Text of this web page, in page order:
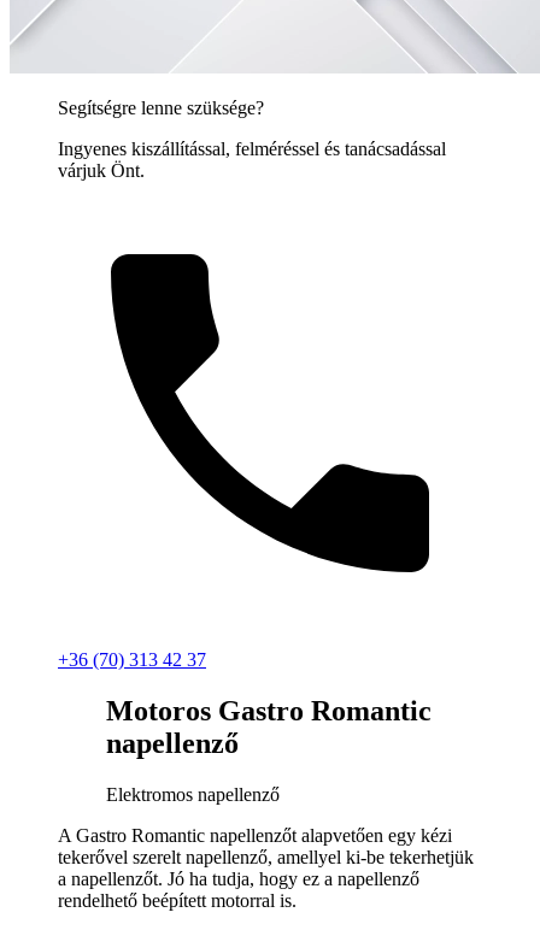
Segítségre lenne szüksége?
Ingyenes kiszállítással, felméréssel és tanácsadással
várjuk Önt.
+36 (70) 313 42 37
Motoros Gastro Romantic
napellenző
Elektromos napellenző
A Gastro Romantic napellenzőt alapvetően egy kézi
tekerővel szerelt napellenző, amellyel ki-be tekerhetjük
a napellenzőt. Jó ha tudja, hogy ez a napellenző
rendelhető beépített motorral is.